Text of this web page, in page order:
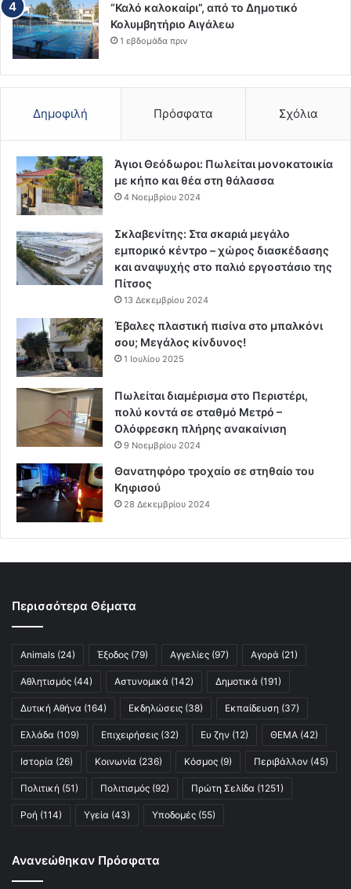
“Καλό καλοκαίρι”, από το Δημοτικό
Κολυμβητήριο Αιγάλεω
1 εβδομάδα πριν
Δημοφιλή Πρόσφατα Σχόλια
Άγιοι Θεόδωροι: Πωλείται μονοκατοικία
με κήπο και θέα στη θάλασσα
4 Νοεμβρίου 2024
Σκλαβενίτης: Στα σκαριά μεγάλο
εμπορικό κέντρο – χώρος διασκέδασης
και αναψυχής στο παλιό εργοστάσιο της
Πίτσος
13 Δεκεμβρίου 2024
Έβαλες πλαστική πισίνα στο μπαλκόνι
σου; Μεγάλος κίνδυνος!
1 Ιουλίου 2025
Πωλείται διαμέρισμα στο Περιστέρι,
πολύ κοντά σε σταθμό Μετρό –
Ολόφρεσκη πλήρης ανακαίνιση
9 Νοεμβρίου 2024
Θανατηφόρο τροχαίο σε στηθαίο του
Κηφισού
28 Δεκεμβρίου 2024
Περισσότερα Θέματα
Animals (24) Έξοδος (79) Αγγελίες (97) Αγορά (21)
Αθλητισμός (44) Αστυνομικά (142) Δημοτικά (191)
Δυτική Αθήνα (164) Εκδηλώσεις (38) Εκπαίδευση (37)
Ελλάδα (109) Επιχειρήσεις (32) Ευ ζην (12) ΘΕΜΑ (42)
Ιστορία (26) Κοινωνία (236) Κόσμος (9) Περιβάλλον (45)
Πολιτική (51) Πολιτισμός (92) Πρώτη Σελίδα (1251)
Ροή (114) Υγεία (43) Υποδομές (55)
Ανανεώθηκαν Πρόσφατα